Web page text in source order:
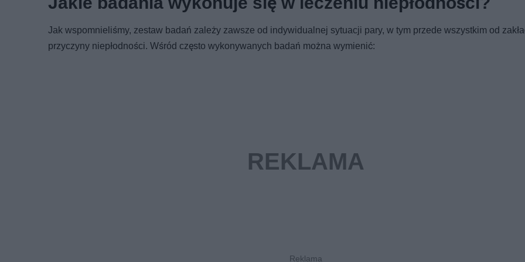
Jak wspomnieliśmy, zestaw badań zależy zawsze od indywidualnej sytuacji pary, w tym przede wszystkim od
przyczyny niepłodności. Wśród często wykonywanych badań można wymienić: